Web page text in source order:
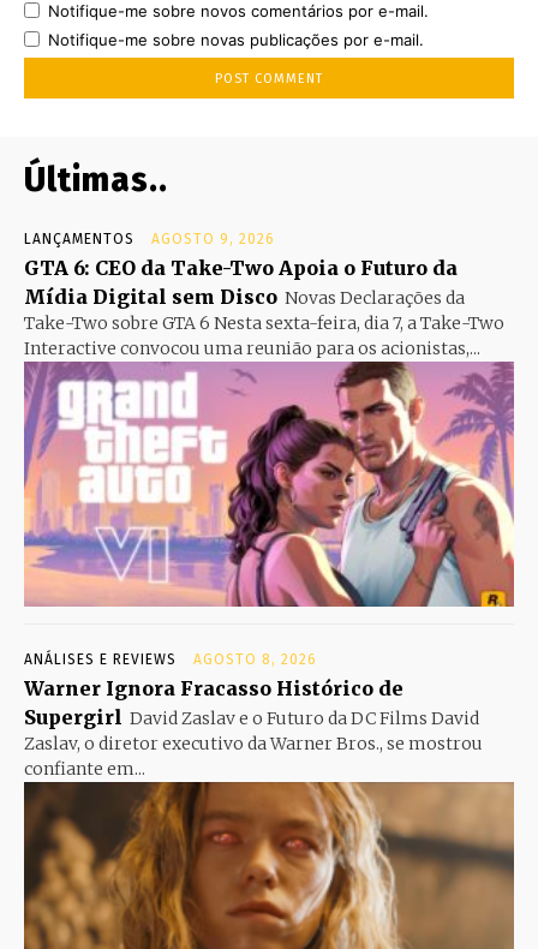
Notifique-me sobre novos comentários por e-mail.
Notifique-me sobre novas publicações por e-mail.
Últimas..
LANÇAMENTOS AGOSTO 9, 2026
GTA 6: CEO da Take-Two Apoia o Futuro da
Mídia Digital sem Disco Novas Declarações da
Take-Two sobre GTA 6 Nesta sexta-feira, dia 7, a Take-Two
Interactive convocou uma reunião para os acionistas,...
ANÁLISES E REVIEWS AGOSTO 8, 2026
Warner Ignora Fracasso Histórico de
Supergirl David Zaslav e o Futuro da DC Films David
Zaslav, o diretor executivo da Warner Bros., se mostrou
confiante em...